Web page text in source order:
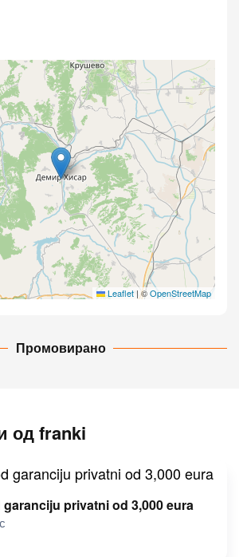
Leaflet |©OpenStreetMap
Промовирано
од franki
garanciju privatni od 3,000 eura